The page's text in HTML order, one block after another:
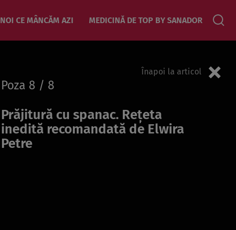
NOI CE MÂNCĂM AZI MEDICINĂ DE TOP BY SANADOR
Înapoi la articol
Poza 8 / 8
Prăjitură cu spanac. Rețeta
inedită recomandată de Elwira
Petre